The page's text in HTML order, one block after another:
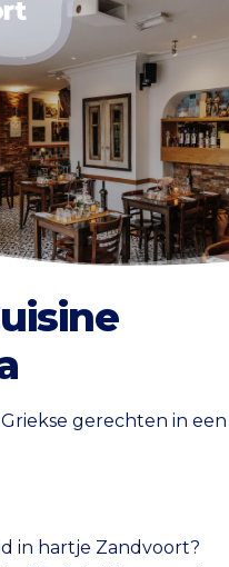
gerechten in een
in hartje Zandvoort?